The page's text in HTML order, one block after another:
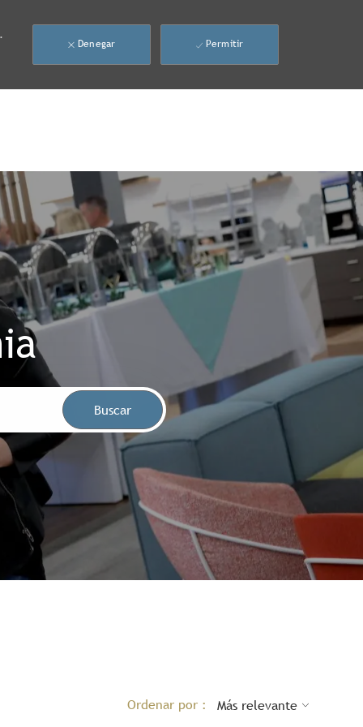
Denegar Permitir
Buscar
Ordenar por :